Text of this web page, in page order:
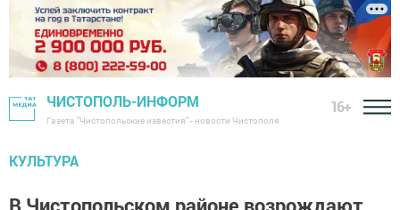
ЧИСТОПОЛЬ-ИНФОРМ
Газета "Чистопольские известия" - новости Чистополя
16+
КУЛЬТУРА